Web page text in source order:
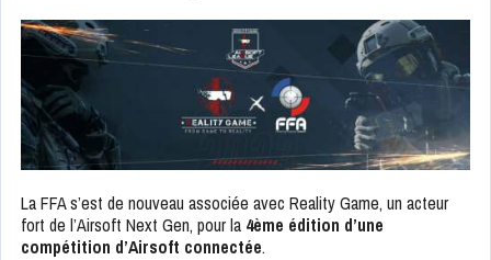
La FFA s’est de nouveau associée avec Reality Game, un acteur
fort de l’Airsoft Next Gen, pour la 4ème édition d’une
compétition d’Airsoft connectée.